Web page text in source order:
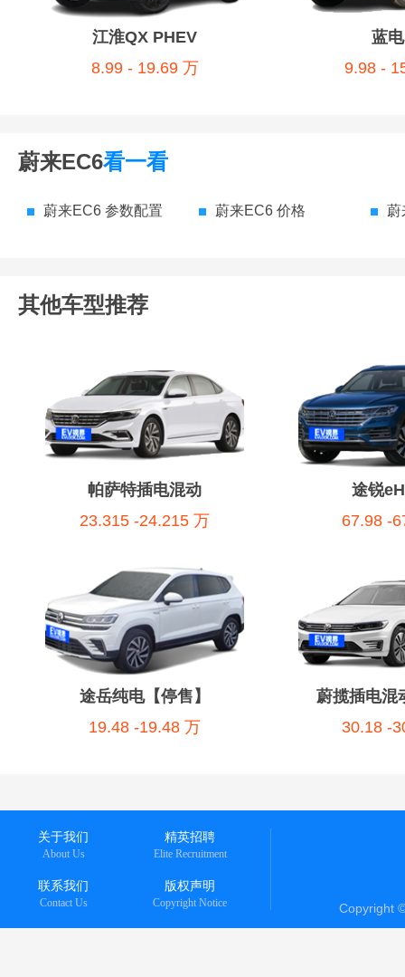
江淮QX PHEV
8.99 - 19.69 万
蓝
9.98 -
蔚来EC6看一看
蔚来EC6 参数配置 蔚来EC6 价格 蔚
其他车型推荐
帕萨特插电混动
23.315 -24.215 万
途锐
67.98 -
途岳纯电【停售】
19.48 -19.48 万
蔚揽插电混
30.18 -
关于我们
About Us
精英招聘
Elite Recruitment
联系我们
Contact Us
版权声明
Copyright Notice Copyright